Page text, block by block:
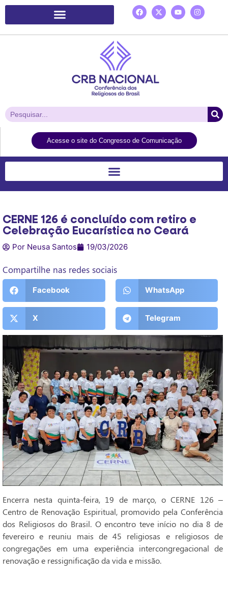
Acesse o site do Congresso de Comunicação
CERNE 126 é concluído com retiro e
Celebração Eucarística no Ceará
Por Neusa Santos 19/03/2026
Compartilhe nas redes sociais
Facebook WhatsApp
X Telegram
Encerra nesta quinta-feira, 19 de março, o CERNE 126 –
Centro de Renovação Espiritual, promovido pela Conferência
dos Religiosos do Brasil. O encontro teve início no dia 8 de
fevereiro e reuniu mais de 45 religiosas e religiosos de
congregações em uma experiência intercongregacional de
renovação e ressignificação da vida e missão.